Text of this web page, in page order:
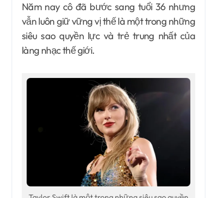
Năm nay cô đã bước sang tuổi 36 nhưng
vẫn luôn giữ vững vị thế là một trong những
siêu sao quyền lực và trẻ trung nhất của
làng nhạc thế giới.